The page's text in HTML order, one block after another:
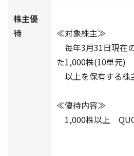
株主優
待
≪対象株主≫
毎年3月31日現在
た1,000株(10単元)
以上を保有する株
≪優待内容≫
1,000株以上
（2026